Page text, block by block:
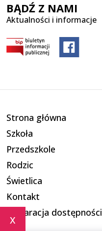
x
BĄDŹ Z NAMI
Aktualności i informacje
Strona główna
Szkoła
Przedszkole
Rodzic
Świetlica
Kontakt
Deklaracja dostępności